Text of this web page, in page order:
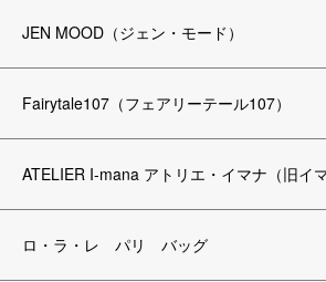
JEN MOOD（ジェン・モード）
Fairytale107（フェアリーテール107）
ATELIER I-mana アトリエ・イマナ（旧イマ
ロ・ラ・レ パリ バッグ